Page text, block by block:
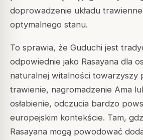
doprowadzenie układu
optymalnego stanu.
To sprawia, że Guduchi jest
odpowiednie jako Rasayana dla
naturalnej witalności towarzyszy
trawienie, nagromadzenie Ama
osłabienie, odczucia bardzo
europejskim kontekście. Tam,
Rasayana mogą powodować